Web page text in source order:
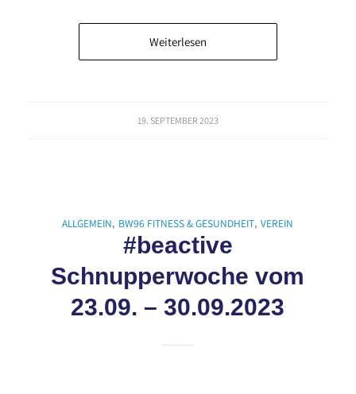
Weiterlesen
19. SEPTEMBER 2023
ALLGEMEIN, BW96 FITNESS & GESUNDHEIT,VEREIN
#beactive
Schnupperwoche vom
23.09. – 30.09.2023